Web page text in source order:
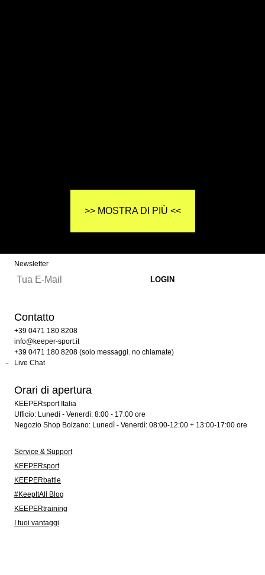
>> MOSTRA DI PIÙ <<
Newsletter
Contatto
+39 0471 180 8208
info@keeper-sport.it
+39 0471 180 8208 (solo messaggi. no chiamate)
Live Chat
Orari di apertura
KEEPERsport Italia
Ufficio: Lunedì - Venerdì: 8:00 - 17:00 ore
Negozio Shop Bolzano: Lunedì - Venerdì: 08:00-12:00 + 13:00-17:00 ore
Service & Support
KEEPERsport
KEEPERbattle
#KeepItAll Blog
KEEPERtraining
I tuoi vantaggi